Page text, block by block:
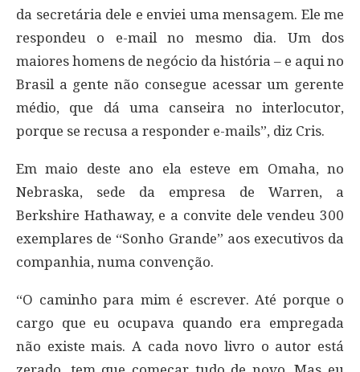
da secretária dele e enviei uma mensagem. Ele me
respondeu o e-mail no mesmo dia. Um dos
maiores homens de negócio da história – e aqui no
Brasil a gente não consegue acessar um gerente
médio, que dá uma canseira no interlocutor,
porque se recusa a responder e-mails”, diz Cris.
Em maio deste ano ela esteve em Omaha, no
Nebraska, sede da empresa de Warren, a
Berkshire Hathaway, e a convite dele vendeu 300
exemplares de “Sonho Grande” aos executivos da
companhia, numa convenção.
“O caminho para mim é escrever. Até porque o
cargo que eu ocupava quando era empregada
não existe mais. A cada novo livro o autor está